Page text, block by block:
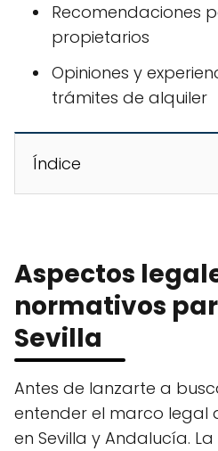
Recomendaciones
propietarios
Opiniones y
trámites de alquiler
Índice
Aspectos
normativos
Sevilla
Antes de lanzarte a
entender el marco legal
en Sevilla y Andalucía.